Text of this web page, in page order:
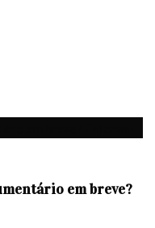
em breve?